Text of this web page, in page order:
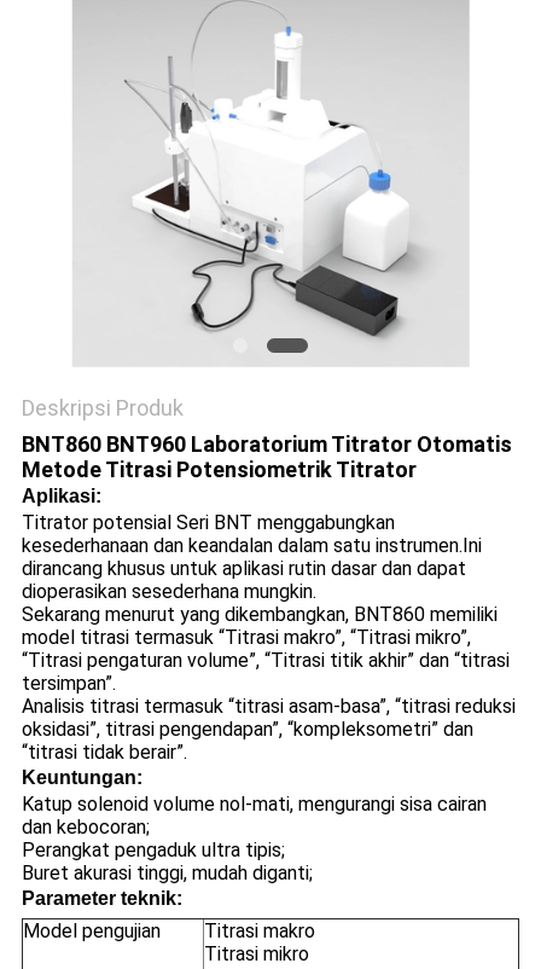
Deskripsi Produk
BNT860 BNT960 Laboratorium Titrator Otomatis
Metode Titrasi Potensiometrik Titrator
Aplikasi:
Titrator potensial Seri BNT menggabungkan
kesederhanaan dan keandalan dalam satu instrumen.Ini
dirancang khusus untuk aplikasi rutin dasar dan dapat
dioperasikan sesederhana mungkin.
Sekarang menurut yang dikembangkan, BNT860 memiliki
model titrasi termasuk “Titrasi makro”, “Titrasi mikro”,
“Titrasi pengaturan volume”, “Titrasi titik akhir” dan “titrasi
tersimpan”.
Analisis titrasi termasuk “titrasi asam-basa”, “titrasi reduksi
oksidasi”, titrasi pengendapan”, “kompleksometri” dan
“titrasi tidak berair”.
Keuntungan:
Katup solenoid volume nol-mati, mengurangi sisa cairan
dan kebocoran;
Perangkat pengaduk ultra tipis;
Buret akurasi tinggi, mudah diganti;
Parameter teknik:
Model pengujian
Titrasi makro
Titrasi mikro